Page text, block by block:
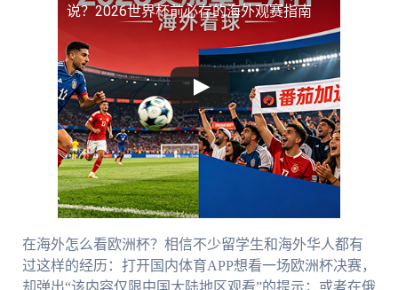
说？2026世界杯前必存的海外观赛指南
在海外怎么看欧洲杯？相信不少留学生和海外华人都有
过这样的经历：打开国内体育APP想看一场欧洲杯决赛，
却弹出“该内容仅限中国大陆地区观看”的提示；或者在俄